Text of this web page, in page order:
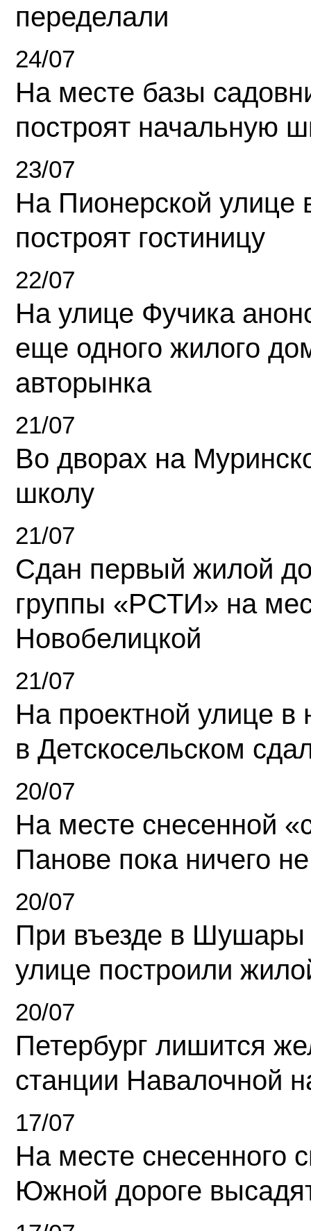
переделали
24/07
На месте базы
построят начальную
23/07
На Пионерской улице
построят гостиницу
22/07
На улице Фучика
еще одного жилого
авторынка
21/07
Во дворах на
школу
21/07
Сдан первый жилой
группы «РСТИ» на
Новобелицкой
21/07
На проектной улице
в Детскосельском
20/07
На месте снесенной
Панове пока ничего
20/07
При въезде в Шушары
улице построили
20/07
Петербург лишится
станции Навалочной
17/07
На месте снесенного
Южной дороге